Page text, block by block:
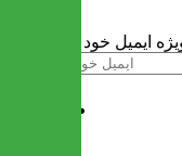
ایمیل خود را وارد کنید